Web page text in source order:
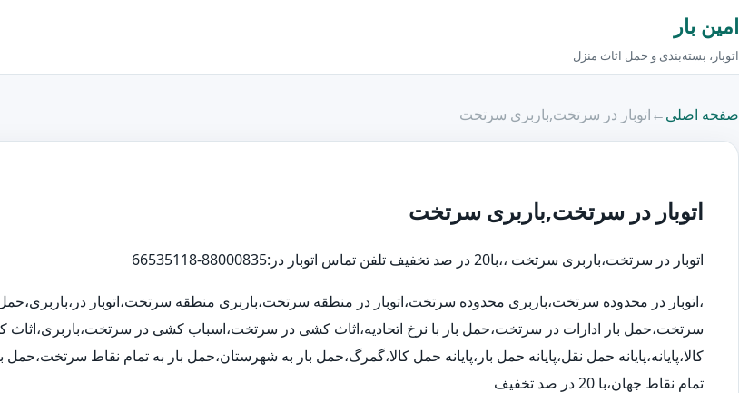
امین بار
اتوبار، بسته‌بندی و حمل اثاث منزل
صفحه اصلی←اتوبار در سرتخت,باربری سرتخت
اتوبار در سرتخت,باربری سرتخت
اتوبار در سرتخت،باربری سرتخت ،،با20 در صد تخفیف تلفن تماس اتوبار در:88000835-66535118
،اتوبار در محدوده سرتخت،باربری محدوده سرتخت،اتوبار در منطقه سرتخت،باربری منطقه سرتخت،اتوبار
سرتخت،حمل بار ادارات در سرتخت،حمل بار با نرخ اتحادیه،اثاث کشی در سرتخت،اسباب کشی در
کالا،پایانه،پایانه حمل نقل،پایانه حمل بار،پایانه حمل کالا،گمرگ،حمل بار به شهرستان،حمل بار به تمام نقاط
تمام نقاط جهان،با 20 در صد تخفیف